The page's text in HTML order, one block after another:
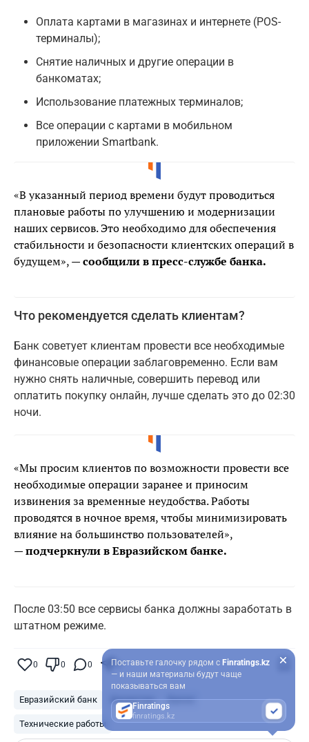
Оплата картами в магазинах и интернете (POS-
терминалы);
Снятие наличных и другие операции в
банкоматах;
Использование платежных терминалов;
Все операции с картами в мобильном
приложении Smartbank.
«В указанный период времени будут проводиться
плановые работы по улучшению и модернизации
наших сервисов. Это необходимо для обеспечения
стабильности и безопасности клиентских операций в
будущем», —сообщили в пресс-службе банка.
Что рекомендуется сделать клиентам?
Банк советует клиентам провести все необходимые
финансовые операции заблаговременно. Если вам
нужно снять наличные, совершить перевод или
оплатить покупку онлайн, лучше сделать это до 02:30
ночи.
«Мы просим клиентов по возможности провести все
необходимые операции заранее и приносим
извинения за временные неудобства. Работы
проводятся в ночное время, чтобы минимизировать
влияние на большинство пользователей»,
—подчеркнули в Евразийском банке.
После 03:50 все сервисы банка должны заработать в
штатном режиме.
0 0 0 0
Евразийский банк Казахстан Банки
Технические работы
Поставьте галочку рядом с Finratings.kz
— и наши материалы будут чаще
показываться вам
Finratings
finratings.kz